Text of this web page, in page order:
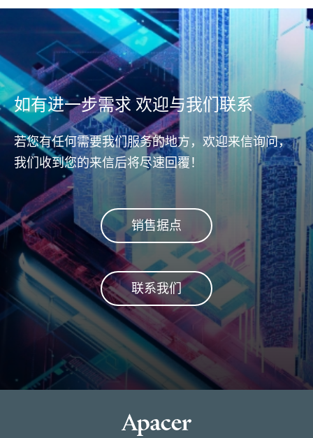
进而修正并还原错误资料，确
保资料可靠度。
端对
End
从主
flash
安全
面升级
如有进一步需求 欢迎与我们联系
若您有任何需要我们服务的地方，欢迎来信询问，
我们收到您的来信后将尽速回覆！
销售据点
联系我们